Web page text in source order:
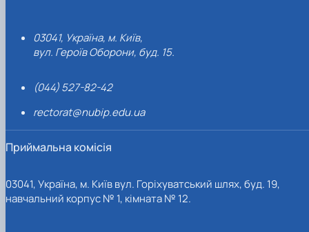
03041, Україна, м. Київ,
вул. Героїв Оборони, буд. 15.
(044) 527-82-42
rectorat@nubip.edu.ua
Приймальна комісія
03041, Україна, м. Київ вул. Горіхуватський шлях, буд. 19,
навчальний корпус № 1, кімната № 12.